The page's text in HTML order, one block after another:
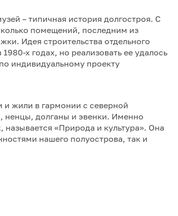
– типичная история долгостроя. С
помещений, последним из
Идея строительства отдельного
х годах, но реализовать ее удалось
индивидуальному проекту
и жили в гармонии с северной
ненцы, долганы и эвенки. Именно
«Природа и культура». Она
нашего полуострова, так и